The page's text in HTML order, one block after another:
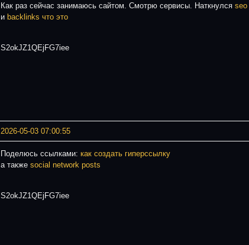
Как раз сейчас занимаюсь сайтом. Смотрю сервисы. Наткнулся seo
и backlinks что это
S2okJZ1QEjFG7iee
2026-05-03 07:00:55
Поделюсь ссылками: как создать гиперссылку
а также social network posts
S2okJZ1QEjFG7iee